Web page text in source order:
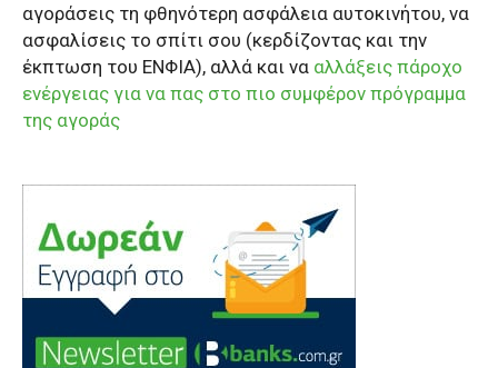
αγοράσεις τη φθηνότερη ασφάλεια αυτοκινήτου, να
ασφαλίσεις το σπίτι σου (κερδίζοντας και την
έκπτωση του ΕΝΦΙΑ), αλλά και να αλλάξεις πάροχο
ενέργειας για να πας στο πιο συμφέρον πρόγραμμα
της αγοράς